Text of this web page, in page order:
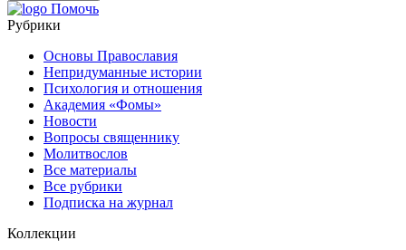
Помочь
Рубрики
Основы Православия
Непридуманные истории
Психология и отношения
Академия «Фомы»
Новости
Вопросы священнику
Молитвослов
Все материалы
Все рубрики
Подписка на журнал
Коллекции